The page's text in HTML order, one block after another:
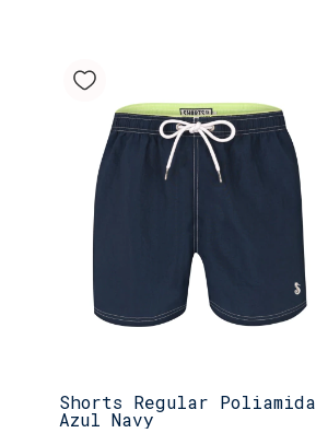
Shorts Regular Poliamida
Azul Navy